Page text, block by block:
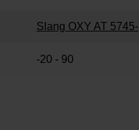
Slang OXY AT 5745-
-20 - 90